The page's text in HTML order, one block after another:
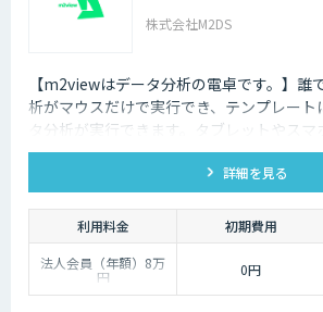
株式会社M2DS
【m2viewはデータ分析の電卓です。】誰
析がマウスだけで実行でき、テンプレート
タ分析が実行できます。タブレットやス
ス対応で、ブラウザから利用できます。現
ど高度なデータ分析があなたの社内で実現
詳細を見る
利用料金 初期費用
法人会員（年額）8万
円 0円